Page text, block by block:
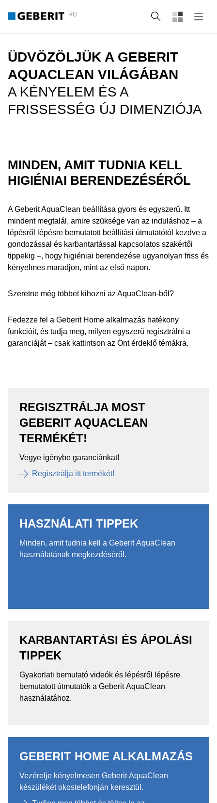
HU Keresés
ÜDVÖZÖLJÜK A GEBERIT
AQUACLEAN VILÁGÁBAN
A KÉNYELEM ÉS A
FRISSESSÉG ÚJ DIMENZIÓJA
MINDEN, AMIT TUDNIA KELL
HIGIÉNIAI BERENDEZÉSÉRŐL
A Geberit AquaClean beállítása gyors és egyszerű. Itt
mindent megtalál, amire szüksége van az induláshoz – a
lépésről lépésre bemutatott beállítási útmutatótól kezdve a
gondozással és karbantartással kapcsolatos szakértői
tippekig –, hogy higiéniai berendezése ugyanolyan friss és
kényelmes maradjon, mint az első napon.
Szeretne még többet kihozni az AquaClean-ből?
Fedezze fel a Geberit Home alkalmazás hatékony
funkcióit, és tudja meg, milyen egyszerű regisztrálni a
garanciáját – csak kattintson az Önt érdeklő témákra.
REGISZTRÁLJA MOST
GEBERIT AQUACLEAN
TERMÉKÉT!
Vegye igénybe garanciánkat!
Regisztrálja itt termékét!
HASZNÁLATI TIPPEK
Minden, amit tudnia kell a Geberit AquaClean
használatának megkezdéséről.
KARBANTARTÁSI ÉS ÁPOLÁSI
TIPPEK
Gyakorlati bemutató videók és lépésről lépésre
bemutatott útmutatók a Geberit AquaClean
használatához.
GEBERIT HOME ALKALMAZÁS
Vezérelje kényelmesen Geberit AquaClean
készülékét okostelefonján keresztül.